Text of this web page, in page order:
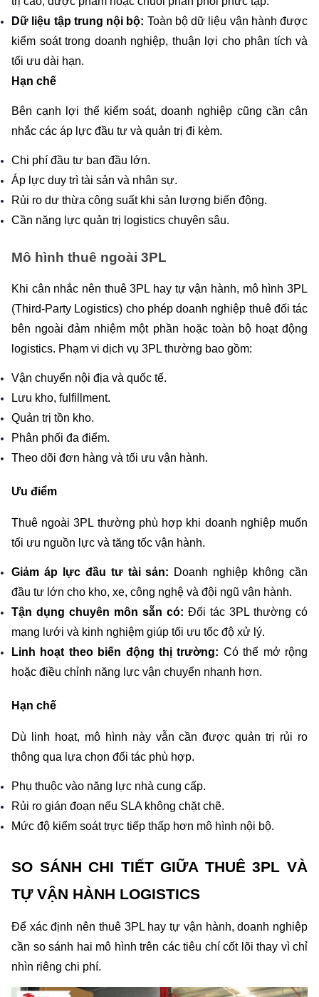
Dữ liệu tập trung nội bộ: Toàn bộ dữ liệu vận hành được
kiểm soát trong doanh nghiệp, thuận lợi cho phân tích và
tối ưu dài hạn.
Hạn chế
Bên cạnh lợi thế kiểm soát, doanh nghiệp cũng cần cân
nhắc các áp lực đầu tư và quản trị đi kèm.
Chi phí đầu tư ban đầu lớn.
Áp lực duy trì tài sản và nhân sự.
Rủi ro dư thừa công suất khi sản lượng biến động.
Cần năng lực quản trị logistics chuyên sâu.
Mô hình thuê ngoài 3PL
Khi cân nhắc nên thuê 3PL hay tự vận hành, mô hình 3PL
(Third-Party Logistics) cho phép doanh nghiệp thuê đối tác
bên ngoài đảm nhiệm một phần hoặc toàn bộ hoạt động
logistics. Phạm vi dịch vụ 3PL thường bao gồm:
Vận chuyển nội địa và quốc tế.
Lưu kho, fulfillment.
Quản trị tồn kho.
Phân phối đa điểm.
Theo dõi đơn hàng và tối ưu vận hành.
Ưu điểm
Thuê ngoài 3PL thường phù hợp khi doanh nghiệp muốn
tối ưu nguồn lực và tăng tốc vận hành.
Giảm áp lực đầu tư tài sản: Doanh nghiệp không cần
đầu tư lớn cho kho, xe, công nghệ và đội ngũ vận hành.
Tận dụng chuyên môn sẵn có: Đối tác 3PL thường có
mạng lưới và kinh nghiệm giúp tối ưu tốc độ xử lý.
Linh hoạt theo biến động thị trường: Có thể mở rộng
hoặc điều chỉnh năng lực vận chuyển nhanh hơn.
Hạn chế
Dù linh hoạt, mô hình này vẫn cần được quản trị rủi ro
thông qua lựa chọn đối tác phù hợp.
Phụ thuộc vào năng lực nhà cung cấp.
Rủi ro gián đoạn nếu SLA không chặt chẽ.
Mức độ kiểm soát trực tiếp thấp hơn mô hình nội bộ.
SO SÁNH CHI TIẾT GIỮA THUÊ 3PL VÀ
TỰ VẬN HÀNH LOGISTICS
Để xác định nên thuê 3PL hay tự vận hành, doanh nghiệp
cần so sánh hai mô hình trên các tiêu chí cốt lõi thay vì chỉ
nhìn riêng chi phí.